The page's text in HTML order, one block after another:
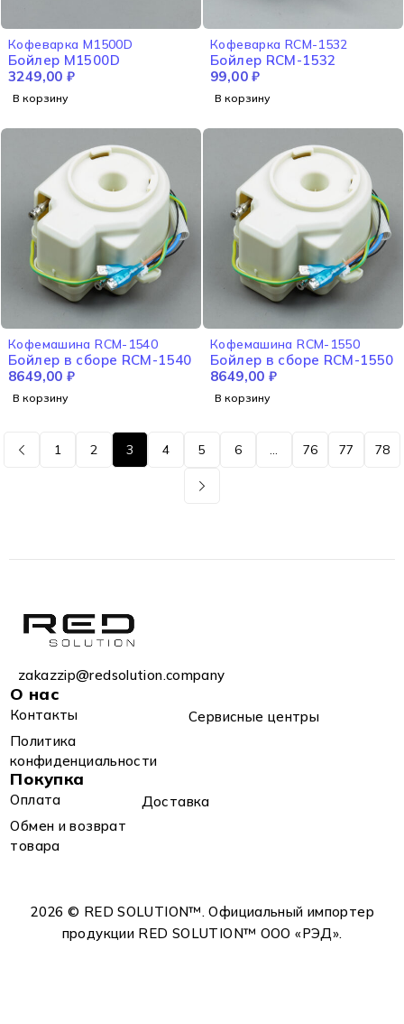
Кофеварка M1500D
Бойлер M1500D
3249,00 ₽
В корзину
Кофеварка RCM-1532
Бойлер RCM-1532
99,00₽
В корзину
Кофемашина RCM-1540
Бойлер в сборе RCM-1540
8649,00 ₽
В корзину
Кофемашина RCM-1550
Бойлер в сборе RCM-1550
8649,00 ₽
В корзину
1 2 3 4 5 6 … 76 77 78
zakazzip@redsolution.company
О нас
Контакты
Сервисные центры
Политика
конфиденциальности
Покупка
Оплата
Доставка
Обмен и возврат
товара
2026 © RED SOLUTION™. Официальный импортер
продукции RED SOLUTION™ OOO «РЭД».